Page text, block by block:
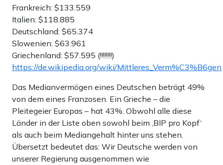
Frankreich: $133.559
Italien: $118.885
Deutschland: $65.374
Slowenien: $63.961
Griechenland: $57.595 (!!!!!!!!)
https://de.wikipedia.org/wiki/Mittleres_Verm%C3%B6gen
Das Medianvermögen eines Deutschen beträgt 49%
von dem eines Franzosen. Ein Grieche – die
Pleitegeier Europas – hat 43%. Obwohl alle diese
Länder in der Liste oben sowohl beim ‚BIP pro Kopf‘
als auch beim Mediangehalt hinter uns stehen.
Übersetzt bedeutet das: Wir Deutsche werden von
unserer Regierung ausgenommen wie